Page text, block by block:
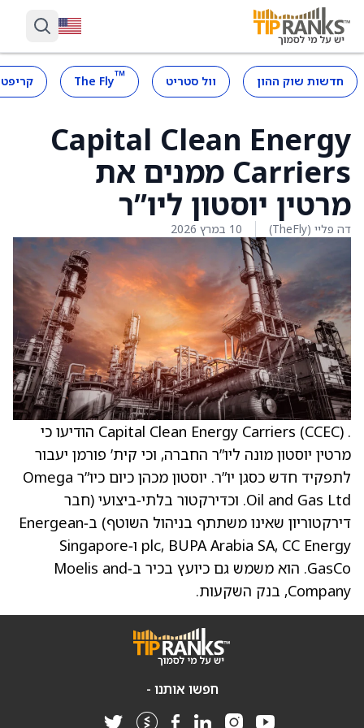
חדשות שוק ההון וול סטריט ™
The Fly
Capital Clean Energy
Carriers ממנים את
מרטין יוסטון ליו”ר
דה פליי (TheFly) 10 במרץ 2026
. Capital Clean Energy Carriers (CCEC) הודיעו כי
מרטין יוסטון מונה ליו”ר החברה, וכי קית’ פורמן יעבור
לתפקיד חדש כסגן יו”ר. יוסטון מכהן כיום כיו”ר Omega
Oil and Gas Ltd. וכדירקטור בלתי‑ביצועי (חבר
דירקטוריון שאינו משתתף בניהול השוטף) ב‑Energean
plc, BUPA Arabia SA, CC Energy ו‑Singapore
GasCo. הוא משמש גם כיועץ בכיר ב‑Moelis and
Company, בנק השקעות.
חפשו אותנו -